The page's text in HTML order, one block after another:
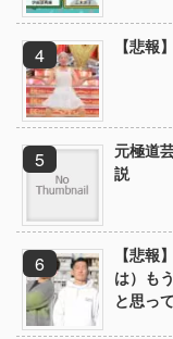
【悲報
元極道
説
【悲報
は）も
と思っ